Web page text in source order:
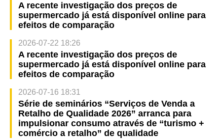
A recente investigação dos preços de
supermercado já está disponível online para
efeitos de comparação
2026-07-22 18:26
A recente investigação dos preços de
supermercado já está disponível online para
efeitos de comparação
2026-07-16 18:31
Série de seminários “Serviços de Venda a
Retalho de Qualidade 2026” arranca para
impulsionar consumo através de “turismo +
comércio a retalho” de qualidade